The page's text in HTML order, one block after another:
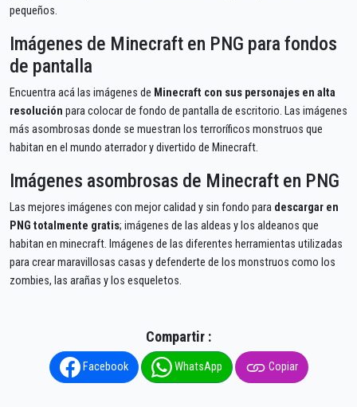
pequeños.
Imágenes de Minecraft en PNG para fondos
de pantalla
Encuentra acá las imágenes de Minecraft con sus personajes en alta
resolución para colocar de fondo de pantalla de escritorio. Las imágenes
más asombrosas donde se muestran los terroríficos monstruos que
habitan en el mundo aterrador y divertido de Minecraft.
Imágenes asombrosas de Minecraft en PNG
Las mejores imágenes con mejor calidad y sin fondo para descargar en
PNG totalmente gratis; imágenes de las aldeas y los aldeanos que
habitan en minecraft. Imágenes de las diferentes herramientas utilizadas
para crear maravillosas casas y defenderte de los monstruos como los
zombies, las arañas y los esqueletos.
Compartir :
Facebook WhatsApp Copiar